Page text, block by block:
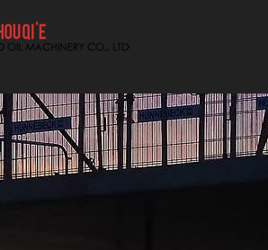
أفضل بيع آلة الزيوت النباتية الموردون